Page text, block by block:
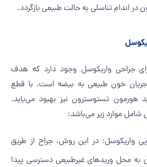
در اندام تناسلی به حالت طبیعی بازگردد.
جراحی واریکوسل وجود دارد که هدف
جریان خون طبیعی به بیضه است. با قطع
هورمون تستوسترون نیز بهبود می‌یابد.
شامل موارد زیر می‌باشد:
واریکوسل: در این روش، جراح از طریق
به محل وریدهای غیرطبیعی دسترسی پیدا